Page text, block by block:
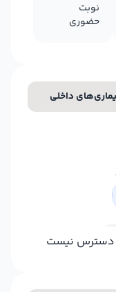
نوبت
حضوری
داخلی
دسترس نیست